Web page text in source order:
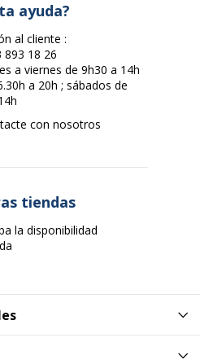
ayuda?
al cliente :
893 18 26
a viernes de 9h30 a 14h
a 20h ; sábados de
con nosotros
tiendas
la disponibilidad